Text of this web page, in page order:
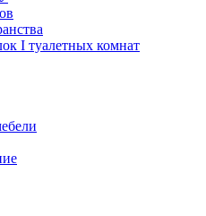
I туалетных комнат